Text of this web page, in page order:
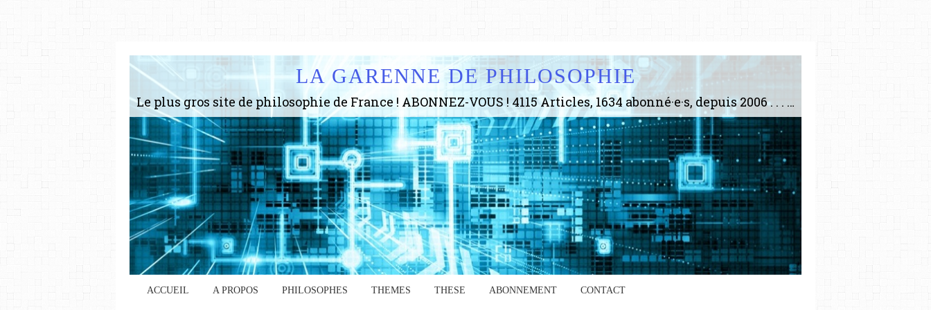
LA GARENNE DE PHILOSOPHIE
Le plus gros site de philosophie de France ! ABONNEZ-VOUS ! 4115 Articles, 1634 abonné·e·s, depuis 2006 . . . . . . . . 2 852 214 pages vues jusqu'à présent. Prestance et être apte à un plus grand nombre de choses.
ACCUEIL A PROPOS PHILOSOPHES THEMES THESE ABONNEMENT CONTACT